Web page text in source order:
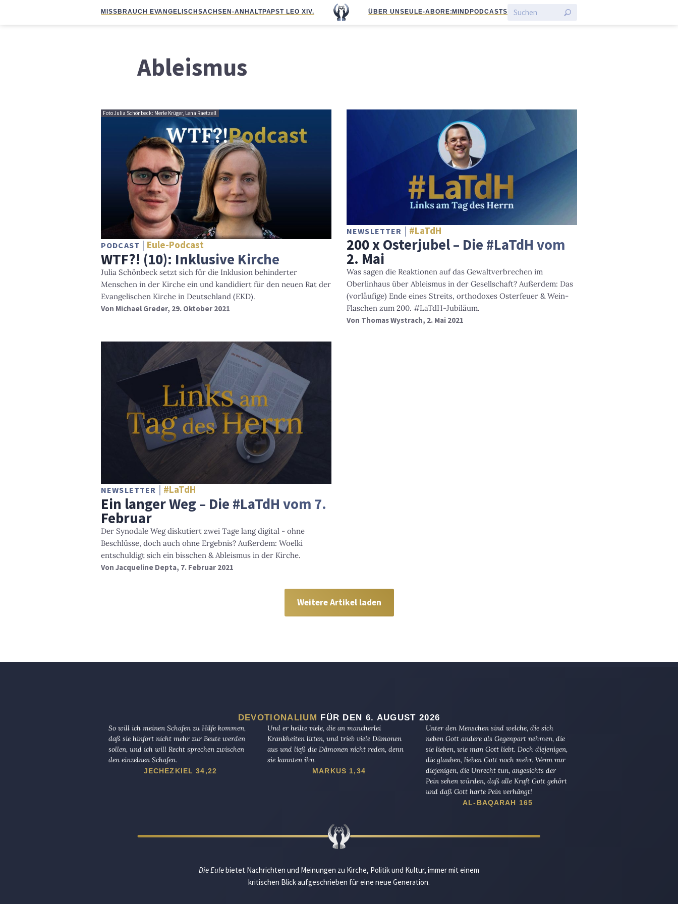
MISSBRAUCH EVANGELISCHSACHSEN-ANHALTPAPST LEO XIV. ÜBER UNS EULE-ABO RE:MIND PODCASTS
Ableismus
Foto Julia Schönbeck: Merle Krüger, Lena Raetzell
PODCAST Eule-Podcast
WTF?! (10): Inklusive Kirche
Julia Schönbeck setzt sich für die Inklusion behinderter
Menschen in der Kirche ein und kandidiert für den neuen Rat der
Evangelischen Kirche in Deutschland (EKD).
Von Michael Greder, 29. Oktober 2021
NEWSLETTER #LaTdH
200 x Osterjubel – Die #LaTdH vom
2. Mai
Was sagen die Reaktionen auf das Gewaltverbrechen im
Oberlinhaus über Ableismus in der Gesellschaft? Außerdem: Das
(vorläufige) Ende eines Streits, orthodoxes Osterfeuer & Wein-
Flaschen zum 200. #LaTdH-Jubiläum.
Von Thomas Wystrach, 2. Mai 2021
NEWSLETTER #LaTdH
Ein langer Weg – Die #LaTdH vom 7.
Februar
Der Synodale Weg diskutiert zwei Tage lang digital - ohne
Beschlüsse, doch auch ohne Ergebnis? Außerdem: Woelki
entschuldigt sich ein bisschen & Ableismus in der Kirche.
Von Jacqueline Depta, 7. Februar 2021
Weitere Artikel laden
DEVOTIONALIUM FÜR DEN 6. AUGUST 2026
So will ich meinen Schafen zu Hilfe kommen,
daß sie hinfort nicht mehr zur Beute werden
sollen, und ich will Recht sprechen zwischen
den einzelnen Schafen.
JECHEZKIEL 34,22
Und er heilte viele, die an mancherlei
Krankheiten litten, und trieb viele Dämonen
aus und ließ die Dämonen nicht reden, denn
sie kannten ihn.
MARKUS 1,34
Unter den Menschen sind welche, die sich
neben Gott andere als Gegenpart nehmen, die
sie lieben, wie man Gott liebt. Doch diejenigen,
die glauben, lieben Gott noch mehr. Wenn nur
diejenigen, die Unrecht tun, angesichts der
Pein sehen würden, daß alle Kraft Gott gehört
und daß Gott harte Pein verhängt!
AL-BAQARAH 165
Die Eulebietet Nachrichten und Meinungen zu Kirche, Politik und Kultur, immer mit einem
kritischen Blick aufgeschrieben für eine neue Generation.